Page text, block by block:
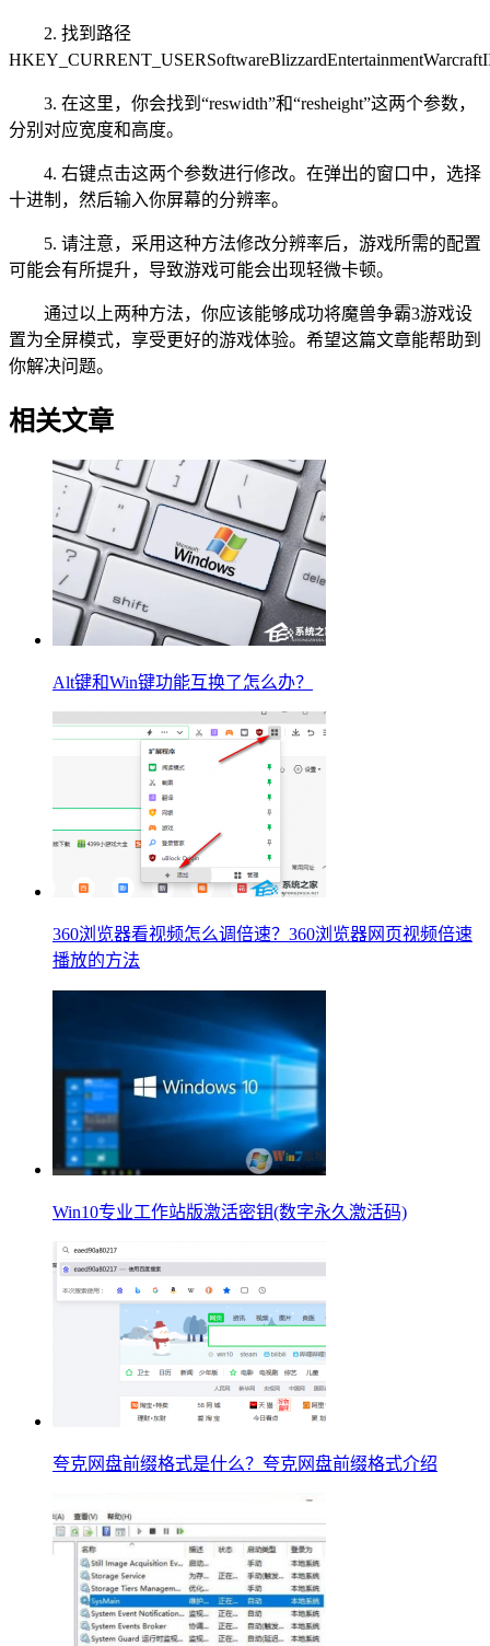
2. 找到路径
3. 在这里，你会找到“reswidth”和“resheight”这两个参数，
分别对应宽度和高度。
4. 右键点击这两个参数进行修改。在弹出的窗口中，选择
十进制，然后输入你屏幕的分辨率。
5. 请注意，采用这种方法修改分辨率后，游戏所需的配置
可能会有所提升，导致游戏可能会出现轻微卡顿。
通过以上两种方法，你应该能够成功将魔兽争霸3游戏设
置为全屏模式，享受更好的游戏体验。希望这篇文章能帮助到
你解决问题。
相关文章
Alt键和Win键功能互换了怎么办？
360浏览器看视频怎么调倍速？360浏览器网页视频倍速
播放的方法
Win10专业工作站版激活密钥(数字永久激活码)
夸克网盘前缀格式是什么？夸克网盘前缀格式介绍